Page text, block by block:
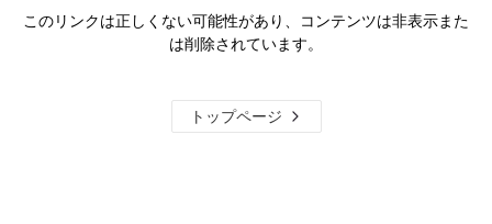
このリンクは正しくない可能性があり、コンテンツは非表示また
は削除されています。
トップページ